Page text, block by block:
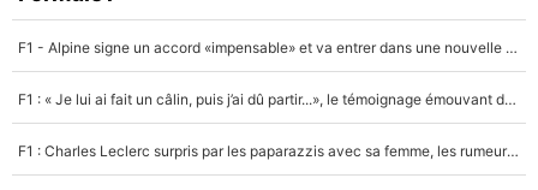
F1 - Alpine signe un accord «impensable» et va entrer dans une nouvelle dimension : Grande nouvelle pour Pierre Gasly !
F1 : « Je lui ai fait un câlin, puis j’ai dû partir...», le témoignage émouvant de Max Verstappen sur sa fille
F1 : Charles Leclerc surpris par les paparazzis avec sa femme, les rumeurs étaient vraies !